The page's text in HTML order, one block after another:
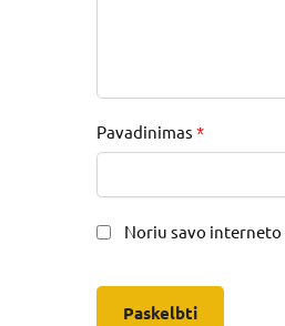
Pavadinimas*
Noriu savo